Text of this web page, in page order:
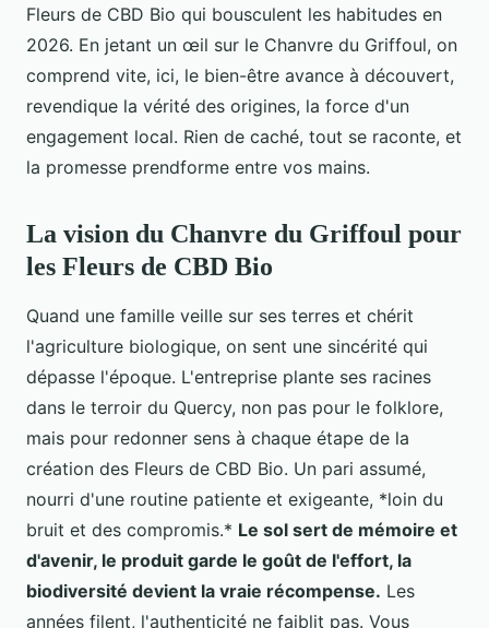
Fleurs de CBD Bio qui bousculent les habitudes en
2026. En jetant un œil sur le Chanvre du Griffoul, on
comprend vite, ici, le bien-être avance à découvert,
revendique la vérité des origines, la force d'un
engagement local. Rien de caché, tout se raconte, et
la promesse prendforme entre vos mains.
La vision du Chanvre du Griffoul pour
les Fleurs de CBD Bio
Quand une famille veille sur ses terres et chérit
l'agriculture biologique, on sent une sincérité qui
dépasse l'époque. L'entreprise plante ses racines
dans le terroir du Quercy, non pas pour le folklore,
mais pour redonner sens à chaque étape de la
création des Fleurs de CBD Bio. Un pari assumé,
nourri d'une routine patiente et exigeante, *loin du
bruit et des compromis.* Le sol sert de mémoire et
d'avenir, le produit garde le goût de l'effort, la
biodiversité devient la vraie récompense. Les
années filent, l'authenticité ne faiblit pas. Vous